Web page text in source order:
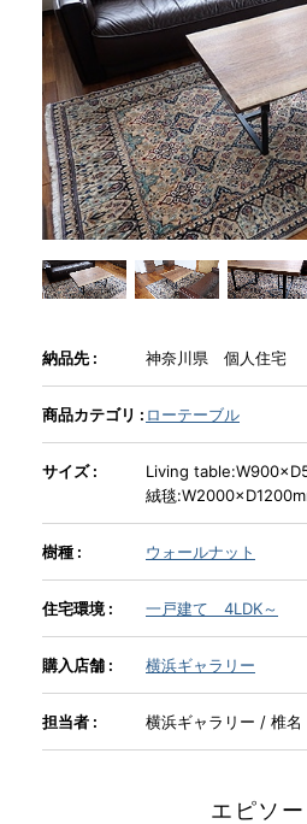
商品情報
直営店
イベント
WEBカタログ
全商品一覧
新入荷情報
納品事例
INFORMATION
MOKUBA CHANNEL
納品先 : 神奈川県 個人住宅
商品カテゴリ : ローテーブル
サイズ :
Living
絨毯
樹種 : ウォールナット
住宅環境 : 一戸建て 4LDK～
購入店舗 : 横浜ギャラリー
担当者 : 横浜ギャラリー / 椎名
エピソー